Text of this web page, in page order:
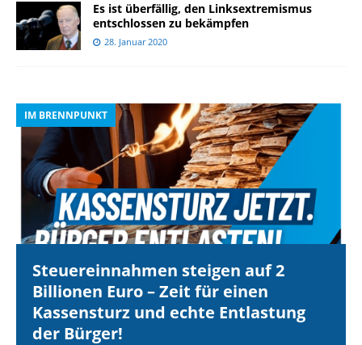
Es ist überfällig, den Linksextremismus
entschlossen zu bekämpfen
28. Januar 2020
IM BRENNPUNKT
Steuereinnahmen steigen auf 2
Billionen Euro – Zeit für einen
Kassensturz und echte Entlastung
der Bürger!